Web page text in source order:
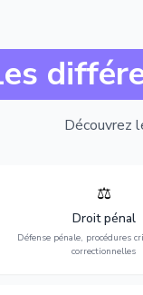
Découvrez
⚖️
Droit pénal
Défense pénale, procédures
correctionnelles
Expertise en matière
l'assistance en garde à
procès, pour toute affaire
ou criminelle.